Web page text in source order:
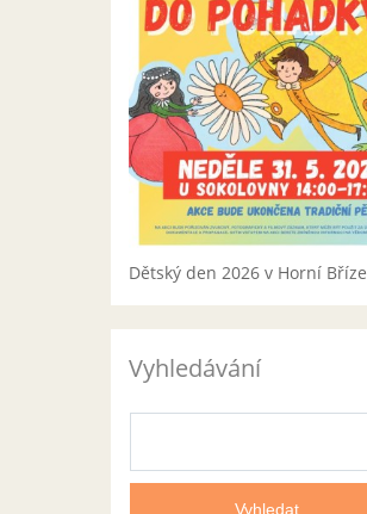
Dětský den 2026 v Horní Bříze
Vyhledávání